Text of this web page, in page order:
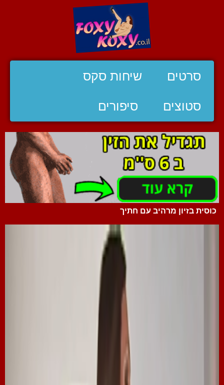
סרטים שיחות סקס
סטוצים סיפורים
כוסית בזיון מרהיב עם חתיך